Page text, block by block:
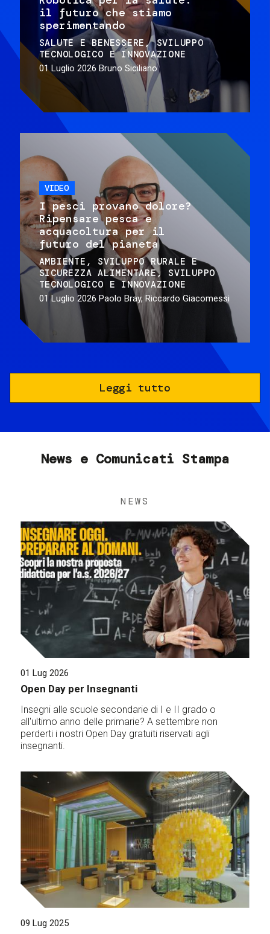
il futuro che stiamo
sperimentando
SALUTE E BENESSERE
SVILUPPO
TECNOLOGICO E INNOVAZIONE
01 Luglio 2026 Bruno Siciliano
VIDEO
I pesci provano dolore?
Ripensare pesca e
acquacoltura per il
futuro del pianeta
AMBIENTE
SVILUPPO RURALE E
SICUREZZA ALIMENTARE
SVILUPPO
TECNOLOGICO E INNOVAZIONE
01 Luglio 2026 Paolo Bray, Riccardo Giacomessi
Leggi tutto
News e Comunicati Stampa
NEWS
01 Lug 2026
Open Day per Insegnanti
Insegni alle scuole secondarie di I e II grado o
all'ultimo anno delle primarie? A settembre non
perderti i nostri Open Day gratuiti riservati agli
insegnanti.
09 Lug 2025